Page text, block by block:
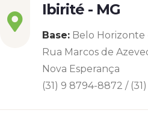
Ibirité - MG
Base: Belo Horizonte
Rua Marcos de
Nova Esperança
(31) 9 8794-8872 /